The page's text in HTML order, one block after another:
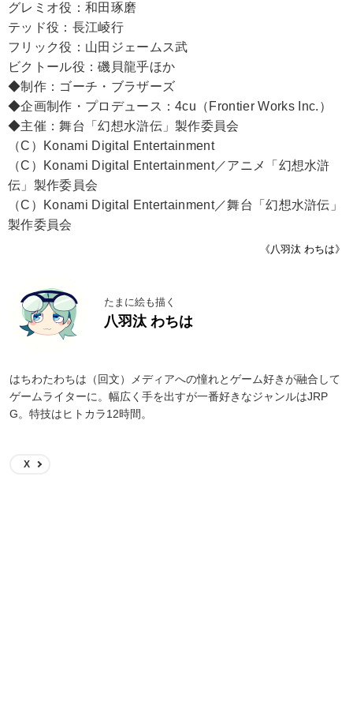
グレミオ役：和田琢磨
テッド役：長江崚行
フリック役：山田ジェームス武
ビクトール役：磯貝龍乎ほか
◆制作：ゴーチ・ブラザーズ
◆企画制作・プロデュース：4cu（Frontier Works Inc.）
◆主催：舞台「幻想水滸伝」製作委員会
（C）Konami Digital Entertainment
（C）Konami Digital Entertainment／アニメ「幻想水滸
伝」製作委員会
（C）Konami Digital Entertainment／舞台「幻想水滸伝」
製作委員会
《八羽汰 わちは》
たまに絵も描く
八羽汰 わちは
はちわたわちは（回文）メディアへの憧れとゲーム好きが融合して
ゲームライターに。幅広く手を出すが一番好きなジャンルはJRP
G。特技はヒトカラ12時間。
X